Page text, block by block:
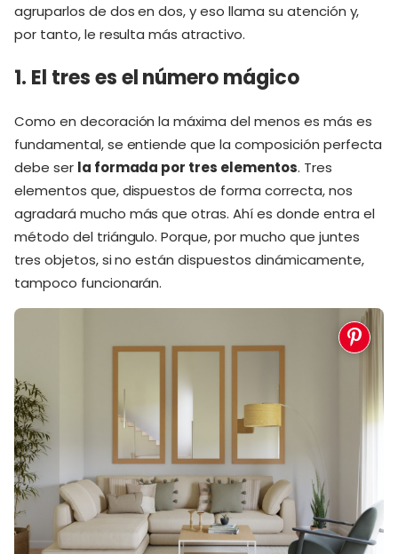
agruparlos de dos en dos, y eso llama su atención y,
por tanto, le resulta más atractivo.
1. El tres es el número mágico
Como en decoración la máxima del menos es más es
fundamental, se entiende que la composición perfecta
debe ser la formada por tres elementos. Tres
elementos que, dispuestos de forma correcta, nos
agradará mucho más que otras. Ahí es donde entra el
método del triángulo. Porque, por mucho que juntes
tres objetos, si no están dispuestos dinámicamente,
tampoco funcionarán.